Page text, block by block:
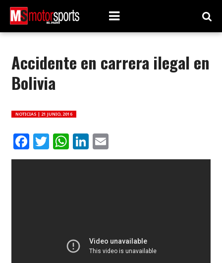
Accidente en carrera ilegal en
Bolivia
NOTICIAS | 21 JUNIO, 2016
Facebook
Twitter
WhatsApp
LinkedIn
Email